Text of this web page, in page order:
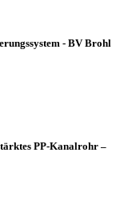
- BV Brohl
PP-Kanalrohr –